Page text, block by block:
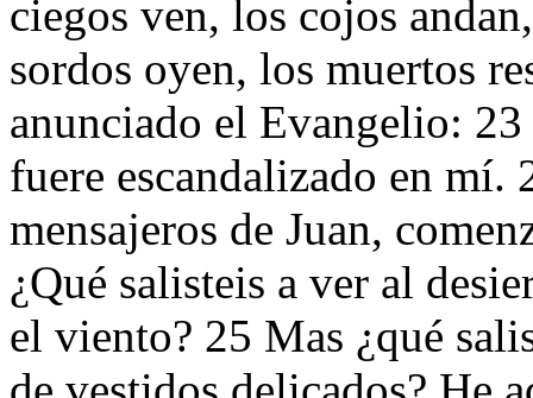
ciegos ven, los cojos
sordos oyen, los muertos
anunciado el Evangelio:
fuere escandalizado en mí.
mensajeros de Juan,
¿Qué salisteis a ver al
el viento? 25 Mas ¿qué